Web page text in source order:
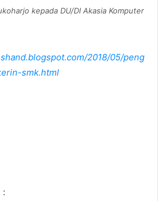
kepada DU/DI Akasia Komputer
2018/05/peng
smk.html
: